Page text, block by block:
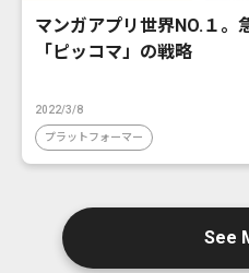
マンガアプリ世界NO.１。
「ピッコマ」の戦略
2022/3/8
プラットフォーマー
See